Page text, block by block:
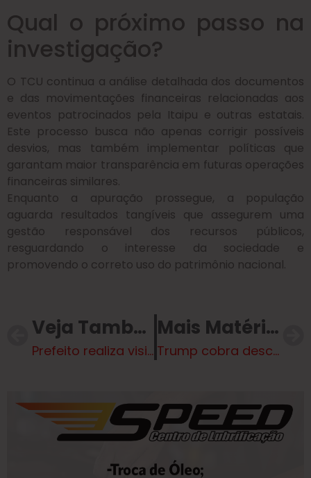
Qual o próximo passo na
investigação?
O TCU continua a análise detalhada dos documentos
e das movimentações financeiras relacionadas aos
eventos patrocinados pela Itaipu e outras estatais.
Este processo busca não apenas corrigir possíveis
desvios, mas também implementar políticas que
garantam maior transparência em futuras operações
financeiras similares.
Enquanto a apuração prossegue, a população
aguarda resultados tangíveis que assegurem uma
gestão responsável dos recursos públicos,
resguardando o interesse da sociedade e
promovendo o correto uso do patrimônio nacional.
Veja Também
Prefeito realiza visita no SCFV “Bombeiros do Amanhã”
Mais Matérias
Trump cobra desculpas de bispa de Washington após discurso polêmico